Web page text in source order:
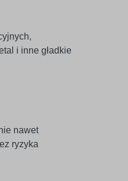
i inne gładkie
nawet
ryzyka